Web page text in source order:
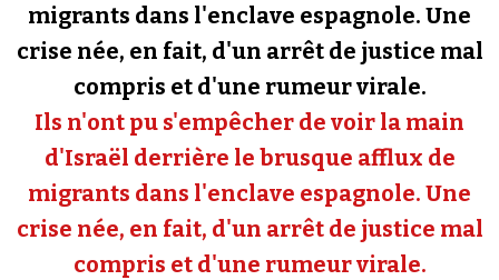
Newsletter
Faire un don
Demander à Vera
Se connecter
migrants dans l'enclave espagnole. Une
crise née, en fait, d'un arrêt de justice mal
compris et d'une rumeur virale.
Ils n'ont pu s'empêcher de voir la main
d'Israël derrière le brusque afflux de
migrants dans l'enclave espagnole. Une
crise née, en fait, d'un arrêt de justice mal
compris et d'une rumeur virale.